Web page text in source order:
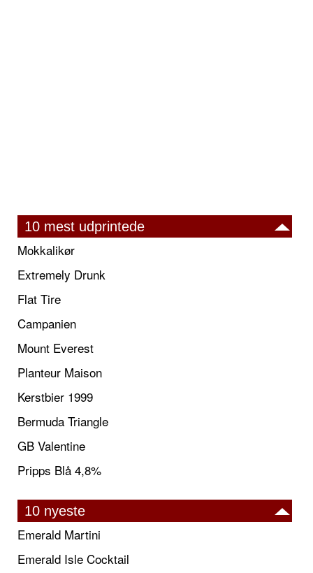
10 mest udprintede
Mokkalikør
Extremely Drunk
Flat Tire
Campanien
Mount Everest
Planteur Maison
Kerstbier 1999
Bermuda Triangle
GB Valentine
Pripps Blå 4,8%
10 nyeste
Emerald Martini
Emerald Isle Cocktail